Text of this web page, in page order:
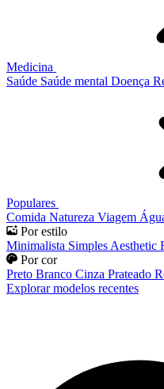
Medicina
Saúde Saúde mental Doença
Populares
Comida Natureza Viagem
Por estilo
Minimalista Simples Aesthetic
Por cor
Preto Branco Cinza Prateado
Explorar modelos recentes